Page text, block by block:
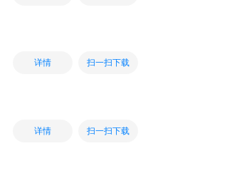
详情 扫一扫下载
详情 扫一扫下载